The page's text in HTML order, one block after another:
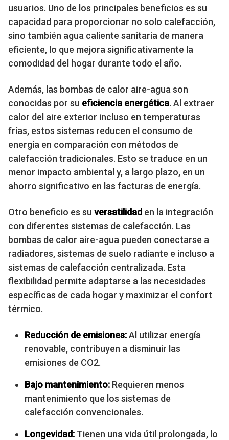
usuarios. Uno de los principales beneficios es su
capacidad para proporcionar no solo calefacción,
sino también agua caliente sanitaria de manera
eficiente, lo que mejora significativamente la
comodidad del hogar durante todo el año.
Además, las bombas de calor aire-agua son
conocidas por su eficiencia energética. Al extraer
calor del aire exterior incluso en temperaturas
frías, estos sistemas reducen el consumo de
energía en comparación con métodos de
calefacción tradicionales. Esto se traduce en un
menor impacto ambiental y, a largo plazo, en un
ahorro significativo en las facturas de energía.
Otro beneficio es su versatilidad en la integración
con diferentes sistemas de calefacción. Las
bombas de calor aire-agua pueden conectarse a
radiadores, sistemas de suelo radiante e incluso a
sistemas de calefacción centralizada. Esta
flexibilidad permite adaptarse a las necesidades
específicas de cada hogar y maximizar el confort
térmico.
Reducción de emisiones:Al utilizar energía
renovable, contribuyen a disminuir las
emisiones de CO2.
Bajo mantenimiento: Requieren menos
mantenimiento que los sistemas de
calefacción convencionales.
Longevidad: Tienen una vida útil prolongada, lo